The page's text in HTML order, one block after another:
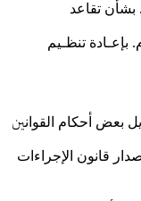
ﺭﻗـﻢ (43) ﻟﺴﻨﺔ 1974ﻡ. ﺑﺸﺄﻥ ﺗﻘﺎﻋﺪ
ﺍﻟﻘﺎﻧ ـﻮﻥ ﺭﻗ ـﻢ (35) ﻟﺴﻨﺔ 1977ﻡ. ﺑﺈﻋـﺎﺩﺓ ﺗﻨﻈـﻴﻢ
ﺭﻗﻢ (5) ﻟﺴﻨﺔ 1978 ﺑﺘﻌﺪﻳﻞ ﺑﻌﺾ ﺃﺣﻜﺎﻡ ﺍﻟﻘﻮﺍﻧﲔ
ﺭﻗﻢ (1) ﻟﺴﻨﺔ 1999ﻡ. ﺑﺈﺻﺪﺍﺭ ﻗﺎﻧﻮﻥ ﺍﻹﺟﺮﺍﺀﺍﺕ